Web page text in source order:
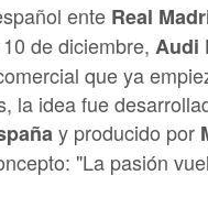
ente Real
de diciembre, Audi
que ya
la idea fue
y producido por
"La pasión